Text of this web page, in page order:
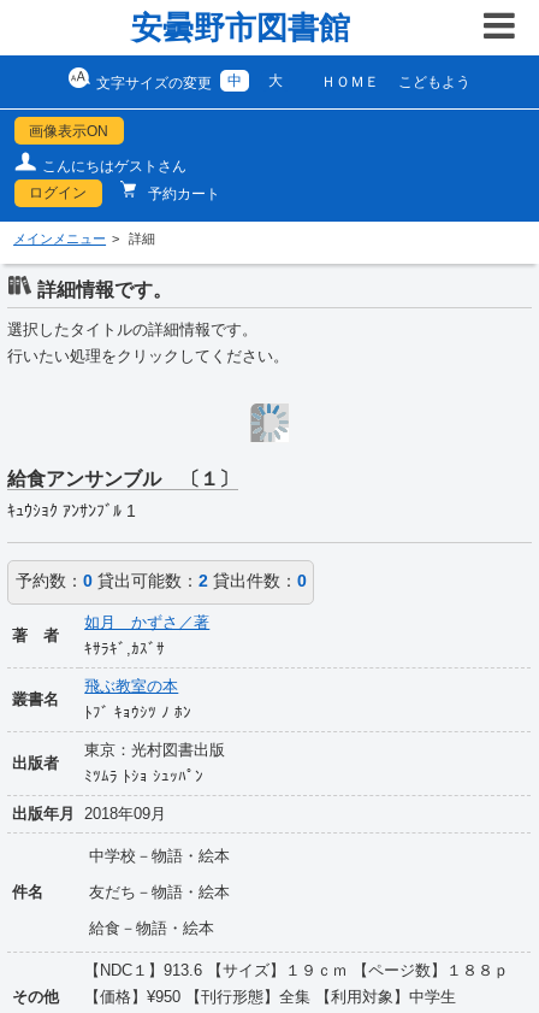
安曇野市図書館
文字サイズの変更 中 大 ＨＯＭＥ こどもよう
画像表示ON
こんにちはゲストさん
ログイン
予約カート
メインメニュー 詳細
詳細情報です。
選択したタイトルの詳細情報です。
行いたい処理をクリックしてください。
給食アンサンブル 〔１〕
ｷｭｳｼｮｸ ｱﾝｻﾝﾌﾞﾙ 1
予約数： 0貸出可能数： 2貸出件数： 0
著 者
如月 かずさ／著
ｷｻﾗｷﾞ,ｶｽﾞｻ
叢書名
飛ぶ教室の本
ﾄﾌﾞ ｷｮｳｼﾂ ﾉ ﾎﾝ
出版者
東京：光村図書出版
ﾐﾂﾑﾗ ﾄｼｮ ｼｭｯﾊﾟﾝ
出版年月 2018年09月
件名
中学校－物語・絵本
友だち－物語・絵本
給食－物語・絵本
その他
【NDC１】913.6 【サイズ】１９ｃｍ 【ページ数】１８８ｐ
【価格】¥950 【刊行形態】全集 【利用対象】中学生